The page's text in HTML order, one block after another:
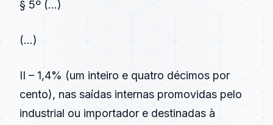
§ 5º (…)
(…)
II – 1,4% (um inteiro e quatro décimos por
cento), nas saídas internas promovidas pelo
industrial ou importador e destinadas à